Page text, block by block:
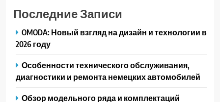
Последние Записи
OMODA: Новый взгляд на дизайн и технологии в
2026 году
Особенности технического обслуживания,
диагностики и ремонта немецких автомобилей
Обзор модельного ряда и комплектаций